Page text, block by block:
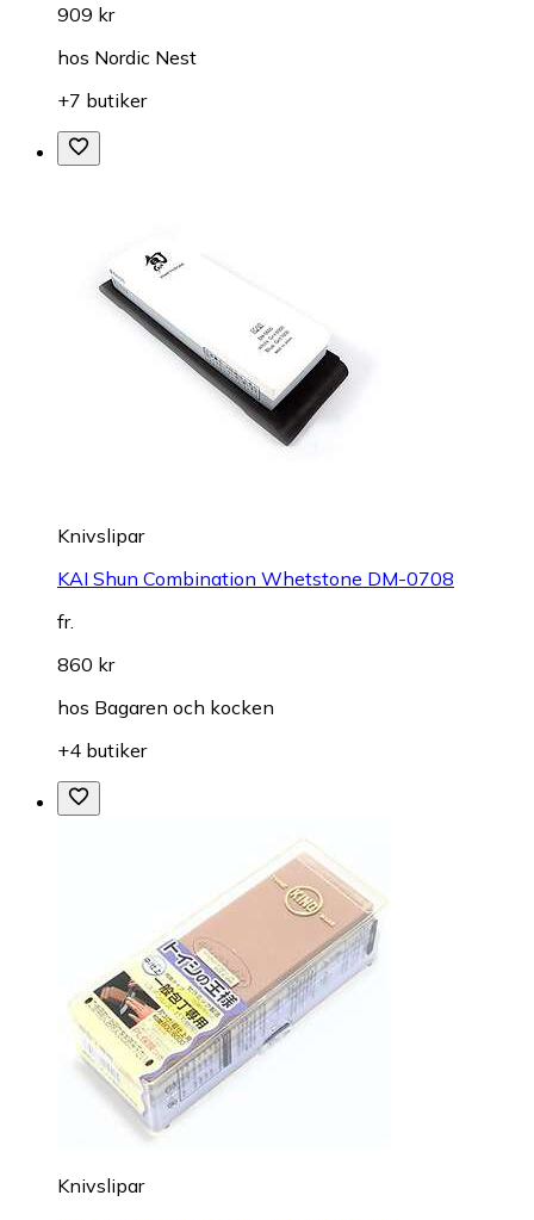
909 kr
hos Nordic Nest
+7 butiker
Knivslipar
KAI Shun Combination Whetstone DM-0708
fr.
860 kr
hos Bagaren och kocken
+4 butiker
Knivslipar